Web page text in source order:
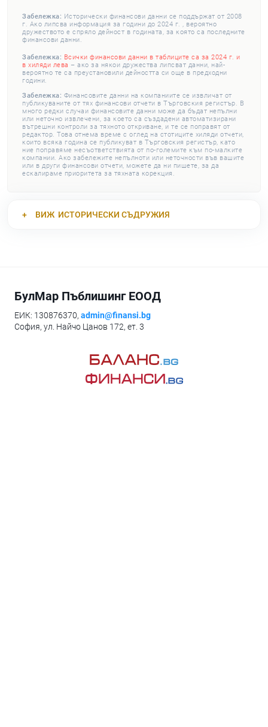
Забележка: Исторически финансови данни се поддържат от 2008
г. Ако липсва информация за години до 2024 г. , вероятно
дружеството е спряло дейност в годината, за която са последните
финансови данни.
Забележка: Всички финансови данни в таблиците са за 2024 г. и
в хиляди лева – ако за някои дружества липсват данни, най-
вероятно те са преустановили дейността си още в предходни
години.
Забележка: Финансовите данни на компаниите се извличат от
публикуваните от тях финансови отчети в Търговския регистър. В
много редки случаи финансовите данни може да бъдат непълни
или неточно извлечени, за което са създадени автоматизирани
вътрешни контроли за тяхното откриване, и те се поправят от
редактор. Това отнема време с оглед на стотиците хиляди отчети,
които всяка година се публикуват в Търговския регистър, като
ние поправяме несъответствията от по-големите към по-малките
компании. Ако забележите непълноти или неточности във вашите
или в други финансови отчети, можете да ни пишете, за да
ескалираме приоритета за тяхната корекция.
ВИЖ ИСТОРИЧЕСКИ СЪДРУЖИЯ
БулМар Пъблишинг ЕООД
ЕИК: 130876370, admin@finansi.bg
София, ул. Найчо Цанов 172, ет. 3